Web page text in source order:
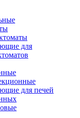
для
для печей